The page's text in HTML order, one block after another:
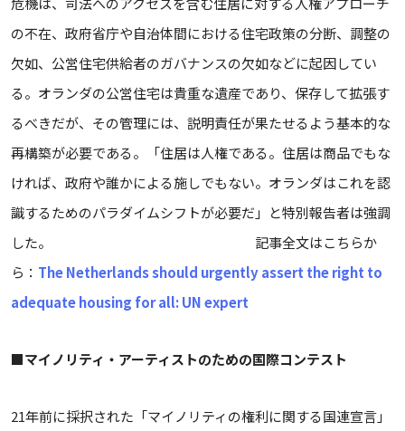
の不在、政府省庁や自治体間における住宅政策の分断、調整の
欠如、公営住宅供給者のガバナンスの欠如などに起因してい
る。オランダの公営住宅は貴重な遺産であり、保存して拡張す
るべきだが、その管理には、説明責任が果たせるよう基本的な
再構築が必要である。「住居は人権である。住居は商品でもな
ければ、政府や誰かによる施しでもない。オランダはこれを認
識するためのパラダイムシフトが必要だ」と特別報告者は強調
した。 記事全文はこちらか
ら： The Netherlands should urgently assert the right to
adequate housing for all: UN expert
■マイノリティ・アーティストのための国際コンテスト
21年前に採択された「マイノリティの権利に関する国連宣言」